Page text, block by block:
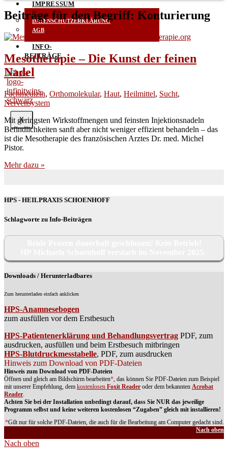
IMPRESSUM
DATENSCHUTZERKLÄRUNG
AGB
INFO-
BEITRÄGE
X
Beiträge für den Begriff: Konturierung
Mesotherapie – Die Kunst der feinen
Nadel
Fachmedizin, Orthomolekular, Haut, Heilmittel, Sucht,
Nervensystem
Mit gerings­ten Wirk­stoff­men­gen und feins­ten Injek­ti­ons­na­deln
Befind­lich­kei­ten sanft aber nicht weni­ger effi­zi­ent behan­deln – das
ist die Meso­the­ra­pie des fran­zö­si­schen Arz­tes Dr. med. Michel
Pistor.
Mehr dazu »
HPS - HEILPRAXIS SCHOENHOFF
Schlagworte zu Info-Beiträgen
Downloads / Herunterladbares
Zum herunterladen einfach anklicken
HPS-Anamnesebogen
zum ausfüllen vor dem Erstbesuch
HPS-Patientenerklärung und Behandlungsvertrag PDF, zum
ausdrucken, ausfüllen und beim Erstbesuch mitbringen
HPS-Blutdruckmesstabelle, PDF, zum ausdrucken
Hinweis zum Download von PDF-Dateien
Hinweis zum Download von PDF-Dateien
Öffnen und gleich am Bildschirm bearbeiten*, das können Sie PDF-Dateien zum Beispiel
mit unserer Empfehlung, dem kostenlosen Foxit Reader oder dem bekannten Acrobat
Reader.
Achten Sie bei der Installation unbedingt darauf, dass Sie NUR das jeweilige
Programm selbst und keine weiteren kostenlosen “Zugaben” gleich mit installieren!
*Gilt nur für solche PDF-Dateien, die auch für die Bearbeitung am Computer gedacht sind.
Nach oben
Nach oben